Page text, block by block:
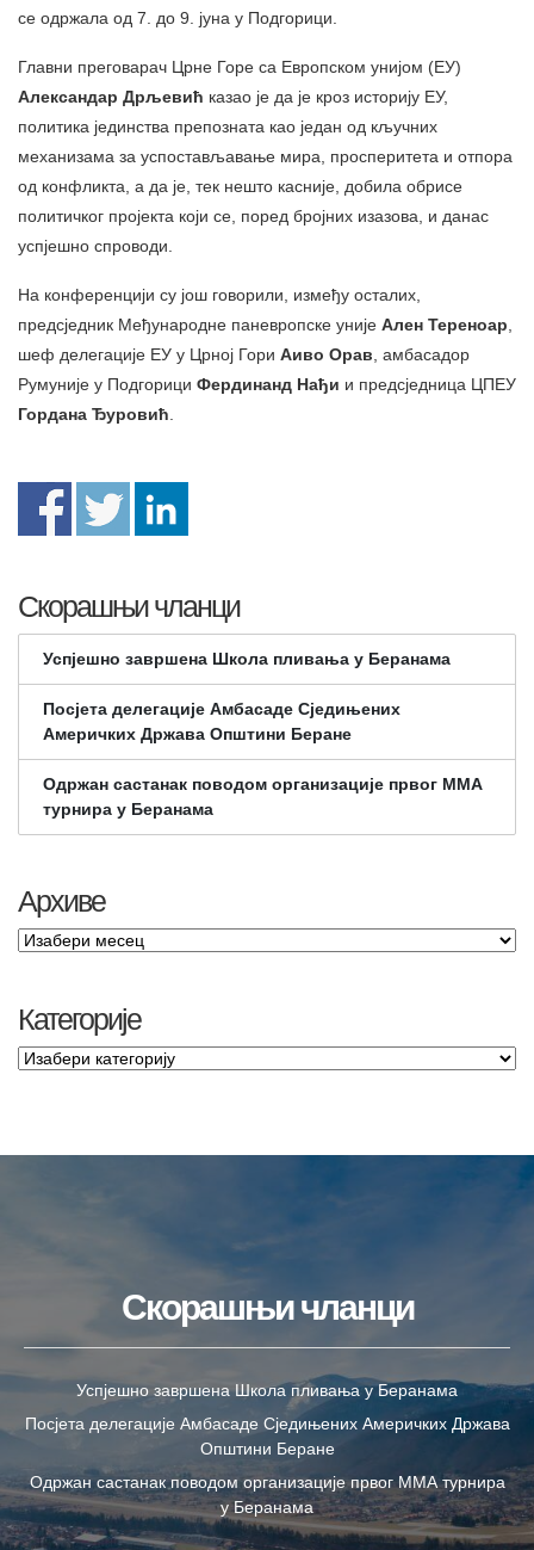
се одржала од 7. до 9. јуна у Подгорици.
Главни преговарач Црне Горе са Европском унијом (ЕУ)
Александар Дрљевић казао је да је кроз историју ЕУ,
политика јединства препозната као један од кључних
механизама за успостављавање мира, просперитета и отпора
од конфликта, а да је, тек нешто касније, добила обрисе
политичког пројекта који се, поред бројних изазова, и данас
успјешно спроводи.
На конференцији су још говорили, између осталих,
предсједник Међународне паневропске уније Ален Тереноар
шеф делегације ЕУ у Црној Гори Аиво Орав , амбасадор
Румуније у Подгорици Фердинанд Нађи и предсједница ЦПЕУ
Гордана Ђуровић
Скорашњи чланци
Успјешно завршена Школа пливања у Беранама
Посјета делегације Амбасаде Сједињених
Америчких Држава Општини Беране
Одржан састанак поводом организације првог ММА
турнира у Беранама
Архиве
Категорије
Скорашњи чланци
Успјешно завршена Школа пливања у Беранама
Посјета делегације Амбасаде Сједињених Америчких Држава
Општини Беране
Одржан састанак поводом организације првог ММА турнира
у Беранама